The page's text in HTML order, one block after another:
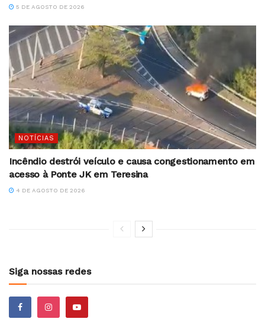
5 DE AGOSTO DE 2026
NOTÍCIAS
Incêndio destrói veículo e causa congestionamento em
acesso à Ponte JK em Teresina
4 DE AGOSTO DE 2026
Siga nossas redes